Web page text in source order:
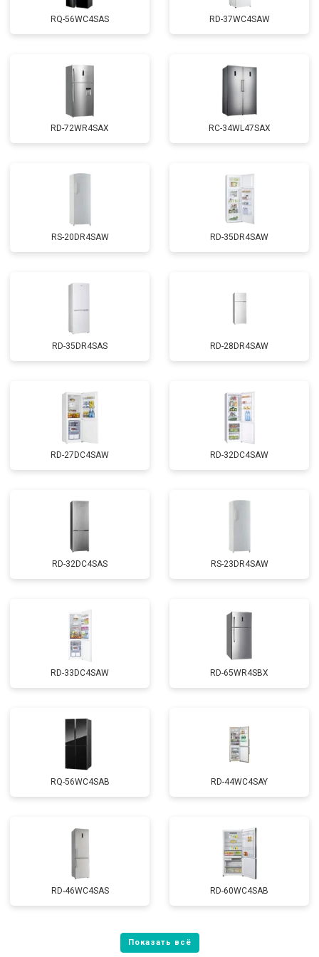
RQ-56WC4SAS RD-37WC4SAW
RD-72WR4SAX RС-34WL47SAX
RS-20DR4SAW RD-35DR4SAW
RD-35DR4SAS RD-28DR4SAW
RD-27DC4SAW RD-32DC4SAW
RD-32DC4SAS RS-23DR4SAW
RD-33DC4SAW RD-65WR4SBX
RQ-56WC4SAB RD-44WC4SAY
RD-46WC4SAS RD-60WC4SAB